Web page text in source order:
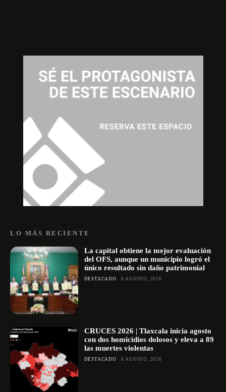
LO MÁS RECIENTE
La capital obtiene la mejor evaluación
del OFS, aunque un municipio logró el
único resultado sin daño patrimonial
DESTACADO 6 AGOSTO, 2026
CRUCES 2026 | Tlaxcala inicia agosto
con dos homicidios dolosos y eleva a 89
las muertes violentas
DESTACADO 6 AGOSTO, 2026